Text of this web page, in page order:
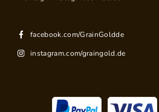
facebook.com/GrainGoldde
instagram.com/graingold.de